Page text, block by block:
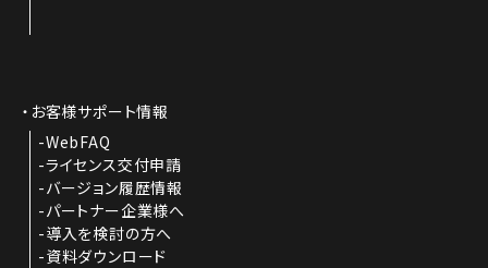
お客様サポート情報
WebFAQ
ライセンス交付申請
バージョン履歴情報
パートナー企業様へ
導入を検討の方へ
資料ダウンロード